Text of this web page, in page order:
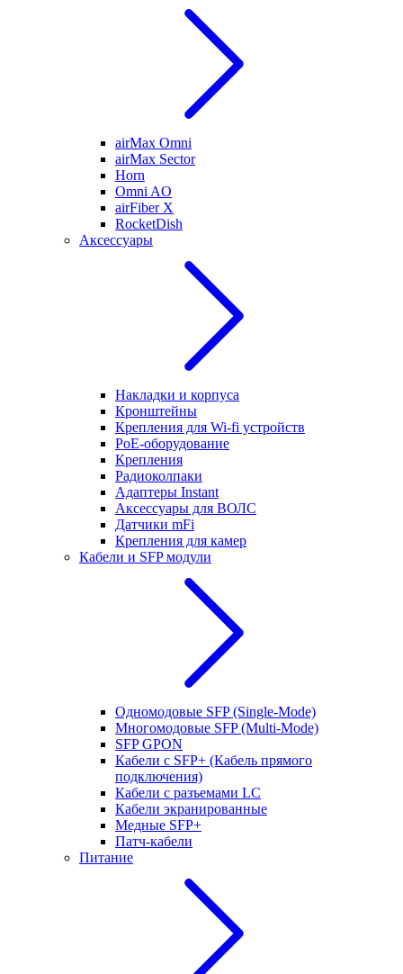
airMax Omni
airMax Sector
Horn
Omni AO
airFiber X
RocketDish
Аксессуары
Накладки и корпуса
Кронштейны
Крепления для Wi-fi устройств
РоЕ-оборудование
Крепления
Радиоколпаки
Адаптеры Instant
Аксессуары для ВОЛС
Датчики mFi
Крепления для камер
Кабели и SFP модули
Одномодовые SFP (Single-Mode)
Многомодовые SFP (Multi-Mode)
SFP GPON
Кабели с SFP+ (Кабель прямого
подключения)
Кабели с разъемами LC
Кабели экранированные
Медные SFP+
Патч-кабели
Питание